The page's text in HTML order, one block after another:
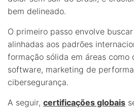
bem delineado.
O primeiro passo envolve
alinhadas aos padrões
formação sólida em áreas como
software, marketing de
cibersegurança.
A seguir, certificações globais